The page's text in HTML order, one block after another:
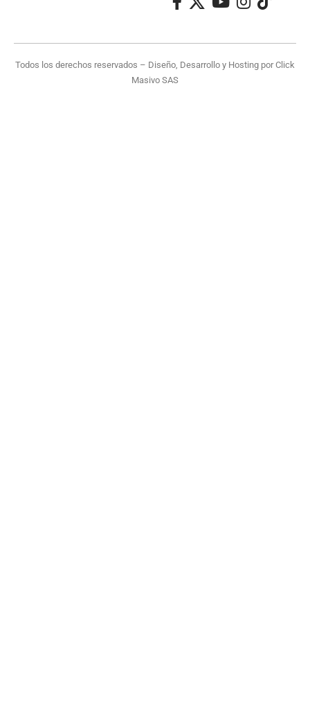
Todos los derechos reservados – Diseño, Desarrollo y Hosting porClick
Masivo SAS